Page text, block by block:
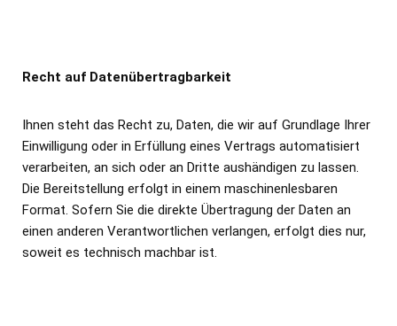
Recht auf Datenübertragbarkeit
Ihnen steht das Recht zu, Daten, die wir auf Grundlage Ihrer
Einwilligung oder in Erfüllung eines Vertrags automatisiert
verarbeiten, an sich oder an Dritte aushändigen zu lassen.
Die Bereitstellung erfolgt in einem maschinenlesbaren
Format. Sofern Sie die direkte Übertragung der Daten an
einen anderen Verantwortlichen verlangen, erfolgt dies nur,
soweit es technisch machbar ist.